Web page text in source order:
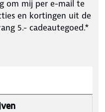
om mij per e-mail te
en kortingen uit de
5.- cadeautegoed.*